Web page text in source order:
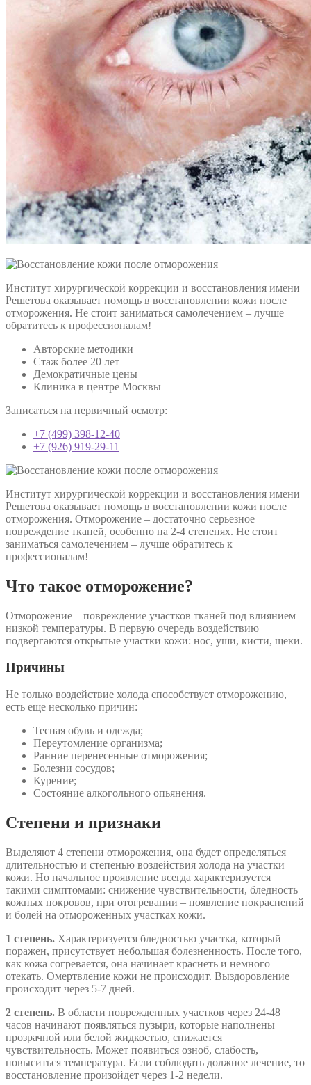
Институт хирургической коррекции и восстановления имени
Решетова оказывает помощь в восстановлении кожи после
отморожения. Не стоит заниматься самолечением – лучше
обратитесь к профессионалам!
Авторские методики
Стаж более 20 лет
Демократичные цены
Клиника в центре Москвы
Записаться на первичный осмотр:
+7 (499) 398-12-40
+7 (926) 919-29-11
Институт хирургической коррекции и восстановления имени
Решетова оказывает помощь в восстановлении кожи после
отморожения. Отморожение – достаточно серьезное
повреждение тканей, особенно на 2-4 степенях. Не стоит
заниматься самолечением – лучше обратитесь к
профессионалам!
Что такое отморожение?
Отморожение – повреждение участков тканей под влиянием
низкой температуры. В первую очередь воздействию
подвергаются открытые участки кожи: нос, уши, кисти, щеки.
Причины
Не только воздействие холода способствует отморожению,
есть еще несколько причин:
Тесная обувь и одежда;
Переутомление организма;
Ранние перенесенные отморожения;
Болезни сосудов;
Курение;
Состояние алкогольного опьянения.
Степени и признаки
Выделяют 4 степени отморожения, она будет определяться
длительностью и степенью воздействия холода на участки
кожи. Но начальное проявление всегда характеризуется
такими симптомами: снижение чувствительности, бледность
кожных покровов, при отогревании – появление покраснений
и болей на отмороженных участках кожи.
1 степень. Характеризуется бледностью участка, который
поражен, присутствует небольшая болезненность. После того,
как кожа согревается, она начинает краснеть и немного
отекать. Омертвление кожи не происходит. Выздоровление
происходит через 5-7 дней.
2 степень. В области поврежденных участков через 24-48
часов начинают появляться пузыри, которые наполнены
прозрачной или белой жидкостью, снижается
чувствительность. Может появиться озноб, слабость,
повыситься температура. Если соблюдать должное лечение, то
восстановление произойдет через 1-2 недели.